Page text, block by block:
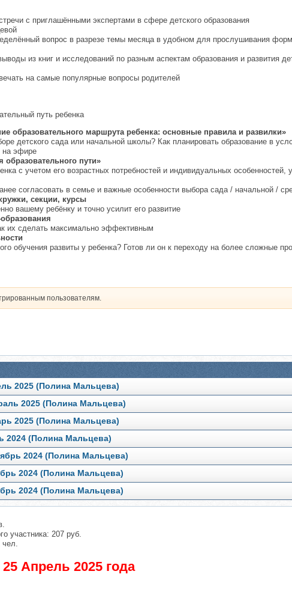
с приглашёнными экспертами в сфере детского образования
вопрос в разрезе темы месяца в удобном для прослушивания
из книг и исследований по разным аспектам образования и развития
на самые популярные вопросы родителей
путь ребенка
образовательного маршрута ребенка: основные правила и развилки»
детского сада или начальной школы? Как планировать образование в
на эфире
пути»
с учетом его возрастных потребностей и индивидуальных
согласовать в семье и важные особенности выбора сада / начальной /
секции, курсы
вашему ребёнку и точно усилит его развитие
их сделать максимально эффективным
обучения развиты у ребенка? Готов ли он к переходу на более сложные
пользователям.
2025 (Полина Мальцева)
2025 (Полина Мальцева)
2025 (Полина Мальцева)
2024 (Полина Мальцева)
2024 (Полина Мальцева)
2024 (Полина Мальцева)
2024 (Полина Мальцева)
участника: 207 руб.
чел.
Апрель 2025 года